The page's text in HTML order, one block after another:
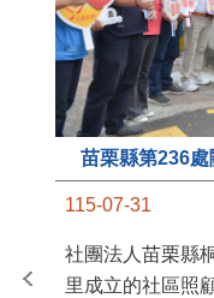
苗栗縣第236
115-07-31
社團法人苗栗縣
里成立的社區照